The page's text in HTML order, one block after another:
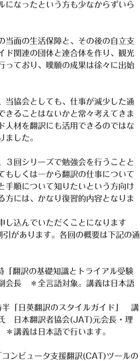
になったという方も少なからずいら
当面の生活保障と、その後の自立支
ド関連の団体と連合体を作り、観光
っており、嘆願の成果は徐々に出始
当協会としても、仕事が減少した通
きることはないかと常々考えてきま
人材を翻訳にも活用できるのではな
ました。
３回シリーズで勉強会を行うことと
もしくは一から翻訳の仕事について
手順について知りたいという方向け
方には、かなり復習的内容となりま
し込んでいただくことになります
があります。各回の概要は下記の通
翻訳の基礎知識とトライアル受験
会長 ＊全言語対象。講義は日本語
「日英翻訳のスタイルガイド」 講
日本翻訳者協会(JAT)元会長・理
講義は日本語で行います。
ンピュータ支援翻訳(CAT)ツールの